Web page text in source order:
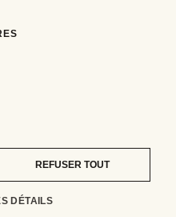
REFUSER TOUT
DÉTAILS